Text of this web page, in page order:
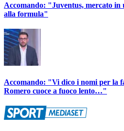
Accomando: "Juventus, mercato in
alla formula"
Accomando: "Vi dico i nomi per la
Romero cuoce a fuoco lento…"